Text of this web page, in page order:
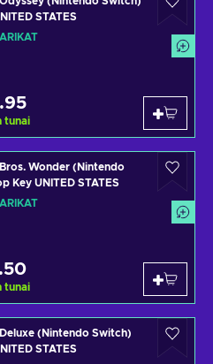
STATES
tunai
Wonder (Nintendo
Key UNITED STATES
tunai
(Nintendo Switch)
STATES